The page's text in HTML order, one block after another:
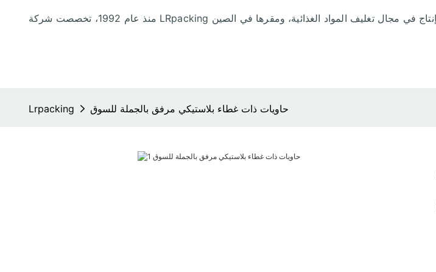
Lrpacking حاويات ذات غطاء بلاستيكي مرفق بالجملة للسوق